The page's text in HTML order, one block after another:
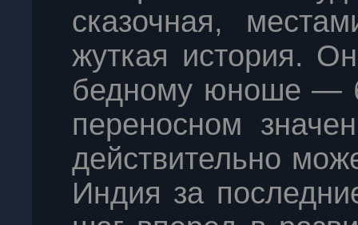
сказочная,
жуткая история.
бедному юноше —
переносном
действительно
Индия за